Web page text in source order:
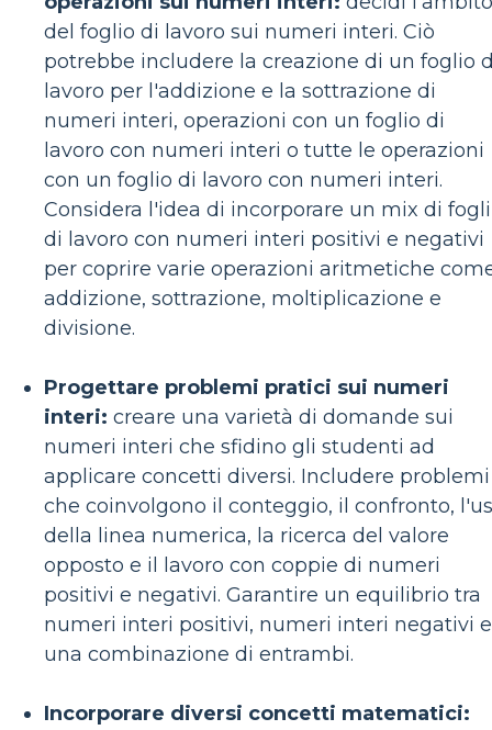
del foglio di lavoro sui numeri interi. Ciò
potrebbe includere la creazione di un foglio
lavoro per l'addizione e la sottrazione di
numeri interi, operazioni con un foglio di
lavoro con numeri interi o tutte le operazioni
con un foglio di lavoro con numeri interi.
Considera l'idea di incorporare un mix di fogli
di lavoro con numeri interi positivi e negativi
per coprire varie operazioni aritmetiche
addizione, sottrazione, moltiplicazione e
divisione.
Progettare problemi pratici sui numeri
interi: creare una varietà di domande sui
numeri interi che sfidino gli studenti ad
applicare concetti diversi. Includere problemi
che coinvolgono il conteggio, il confronto,
della linea numerica, la ricerca del valore
opposto e il lavoro con coppie di numeri
positivi e negativi. Garantire un equilibrio tra
numeri interi positivi, numeri interi negativi e
una combinazione di entrambi.
Incorporare diversi concetti matematici: